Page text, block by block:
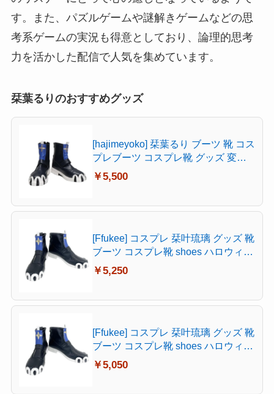
す。また、パズルゲームや謎解きゲームなどの思
考系ゲームの実況も得意としており、論理的思考
力を活かした配信で人気を集めています。
栞葉るりのおすすめグッズ
[hajimeyoko] 栞葉るり ブーツ 靴 コス
プレブーツ コスプレ靴 グッズ 変装
用 コスチューム 仮装 文化祭 イベン
ト ハロウィン 学園祭 (23.5 cm)
￥5,500
[Ffukee] コスプレ 栞叶琉璃 グッズ 靴
ブーツ コスプレ靴 shoes ハロウィン
(26.5CM)
￥5,250
[Ffukee] コスプレ 栞叶琉璃 グッズ 靴
ブーツ コスプレ靴 shoes ハロウィン
お祭り(24.5CM)
￥5,050